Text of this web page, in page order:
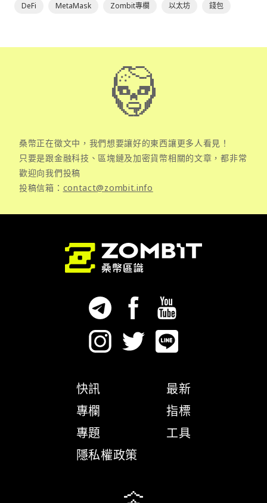
DeFi MetaMask Zombit專欄 以太坊 錢包
桑幣正在徵文中，我們想要讓好的東西讓更多人看見！
只要是跟金融科技、區塊鏈及加密貨幣相關的文章，都非常
歡迎向我們投稿
投稿信箱： contact@zombit.info
快訊
專欄
專題
隱私權政策
最新
指標
工具